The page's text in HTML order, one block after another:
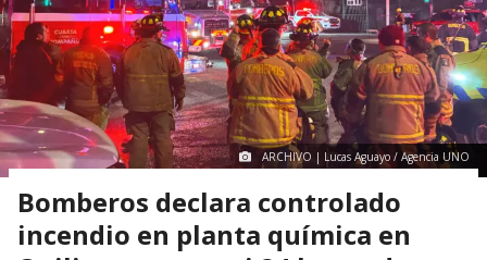
ARCHIVO | Lucas Aguayo / Agencia UNO
Bomberos declara controlado
incendio en planta química en